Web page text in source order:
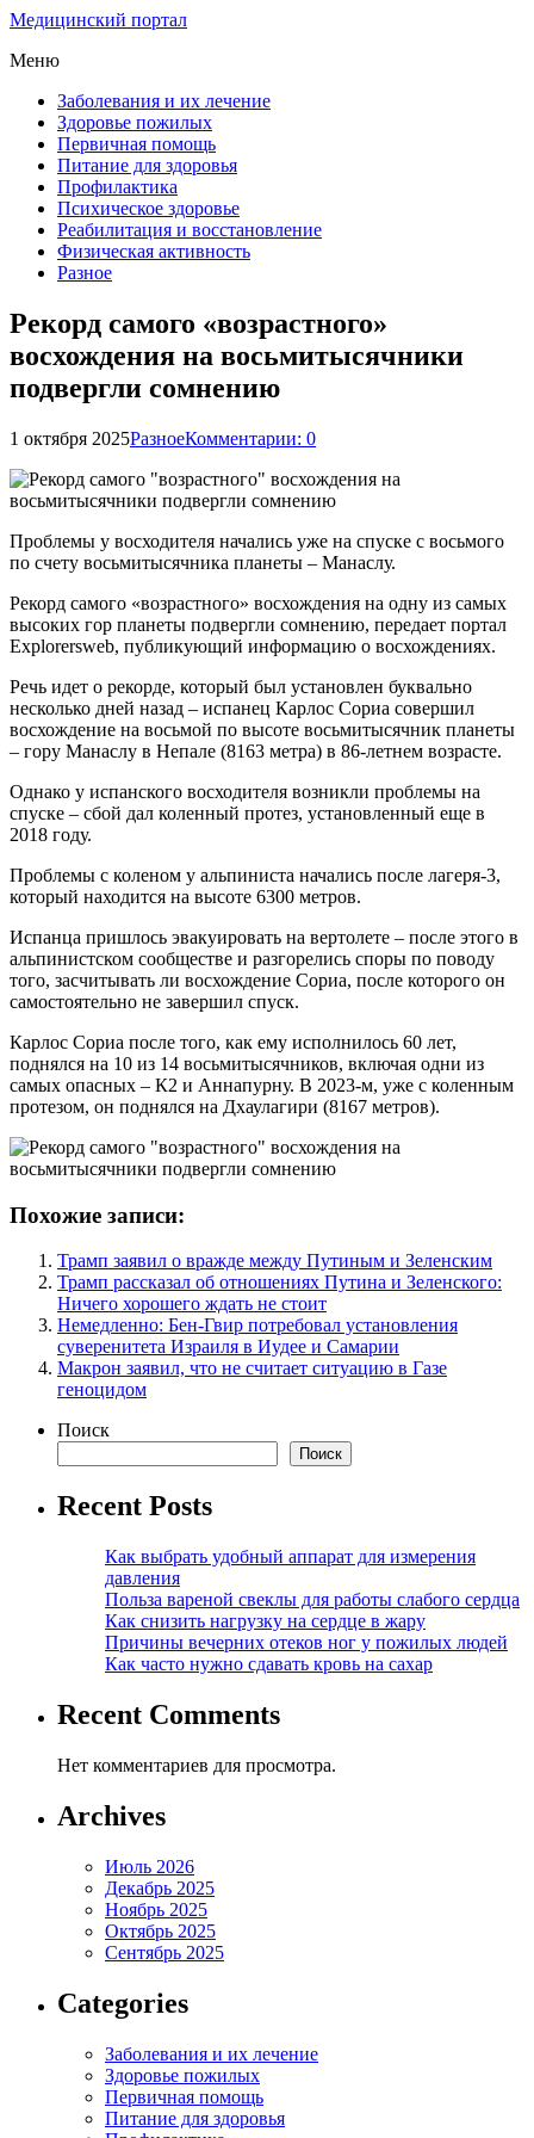
Медицинский портал
Меню
Заболевания и их лечение
Здоровье пожилых
Первичная помощь
Питание для здоровья
Профилактика
Психическое здоровье
Реабилитация и восстановление
Физическая активность
Разное
Рекорд самого «возрастного»
восхождения на восьмитысячники
подвергли сомнению
1 октября 2025РазноеКомментарии: 0
Проблемы у восходителя начались уже на спуске с восьмого
по счету восьмитысячника планеты – Манаслу.
Рекорд самого «возрастного» восхождения на одну из самых
высоких гор планеты подвергли сомнению, передает портал
Explorersweb, публикующий информацию о восхождениях.
Речь идет о рекорде, который был установлен буквально
несколько дней назад – испанец Карлос Сориа совершил
восхождение на восьмой по высоте восьмитысячник планеты
– гору Манаслу в Непале (8163 метра) в 86-летнем возрасте.
Однако у испанского восходителя возникли проблемы на
спуске – сбой дал коленный протез, установленный еще в
2018 году.
Проблемы с коленом у альпиниста начались после лагеря-3,
который находится на высоте 6300 метров.
Испанца пришлось эвакуировать на вертолете – после этого в
альпинистском сообществе и разгорелись споры по поводу
того, засчитывать ли восхождение Сориа, после которого он
самостоятельно не завершил спуск.
Карлос Сориа после того, как ему исполнилось 60 лет,
поднялся на 10 из 14 восьмитысячников, включая одни из
самых опасных – К2 и Аннапурну. В 2023-м, уже с коленным
протезом, он поднялся на Дхаулагири (8167 метров).
Похожие записи:
Трамп заявил о вражде между Путиным и Зеленским
Трамп рассказал об отношениях Путина и Зеленского:
Ничего хорошего ждать не стоит
Немедленно: Бен-Гвир потребовал установления
суверенитета Израиля в Иудее и Самарии
Макрон заявил, что не считает ситуацию в Газе
геноцидом
Поиск
Поиск
Recent Posts
Как выбрать удобный аппарат для измерения
давления
Польза вареной свеклы для работы слабого сердца
Как снизить нагрузку на сердце в жару
Причины вечерних отеков ног у пожилых людей
Как часто нужно сдавать кровь на сахар
Recent Comments
Нет комментариев для просмотра.
Archives
Июль 2026
Декабрь 2025
Ноябрь 2025
Октябрь 2025
Сентябрь 2025
Categories
Заболевания и их лечение
Здоровье пожилых
Первичная помощь
Питание для здоровья